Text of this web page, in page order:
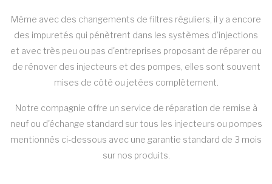
Même avec des changements de filtres réguliers, il y a encore
des impuretés qui pénètrent dans les systèmes d'injections
et avec très peu ou pas d'entreprises proposant de réparer ou
de rénover des injecteurs et des pompes, elles sont souvent
mises de côté ou jetées complètement.
Notre compagnie offre un service de réparation de remise à
neuf ou d'échange standard sur tous les injecteurs ou pompes
mentionnés ci-dessous avec une garantie standard de 3 mois
sur nos produits.